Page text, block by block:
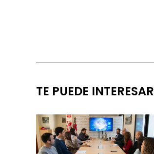
TE PUEDE INTERESAR